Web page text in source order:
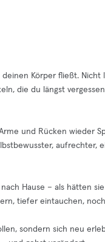
Körper fließt.
die du längst
und Rücken wieder
aufrechter,
Hause – als hätten
tiefer eintauchen,
sondern sich neu